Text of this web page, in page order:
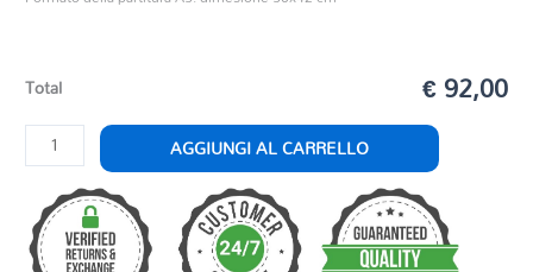
Total € 92,00
ROSE
VIENNESI
quantità
AGGIUNGI AL CARRELLO